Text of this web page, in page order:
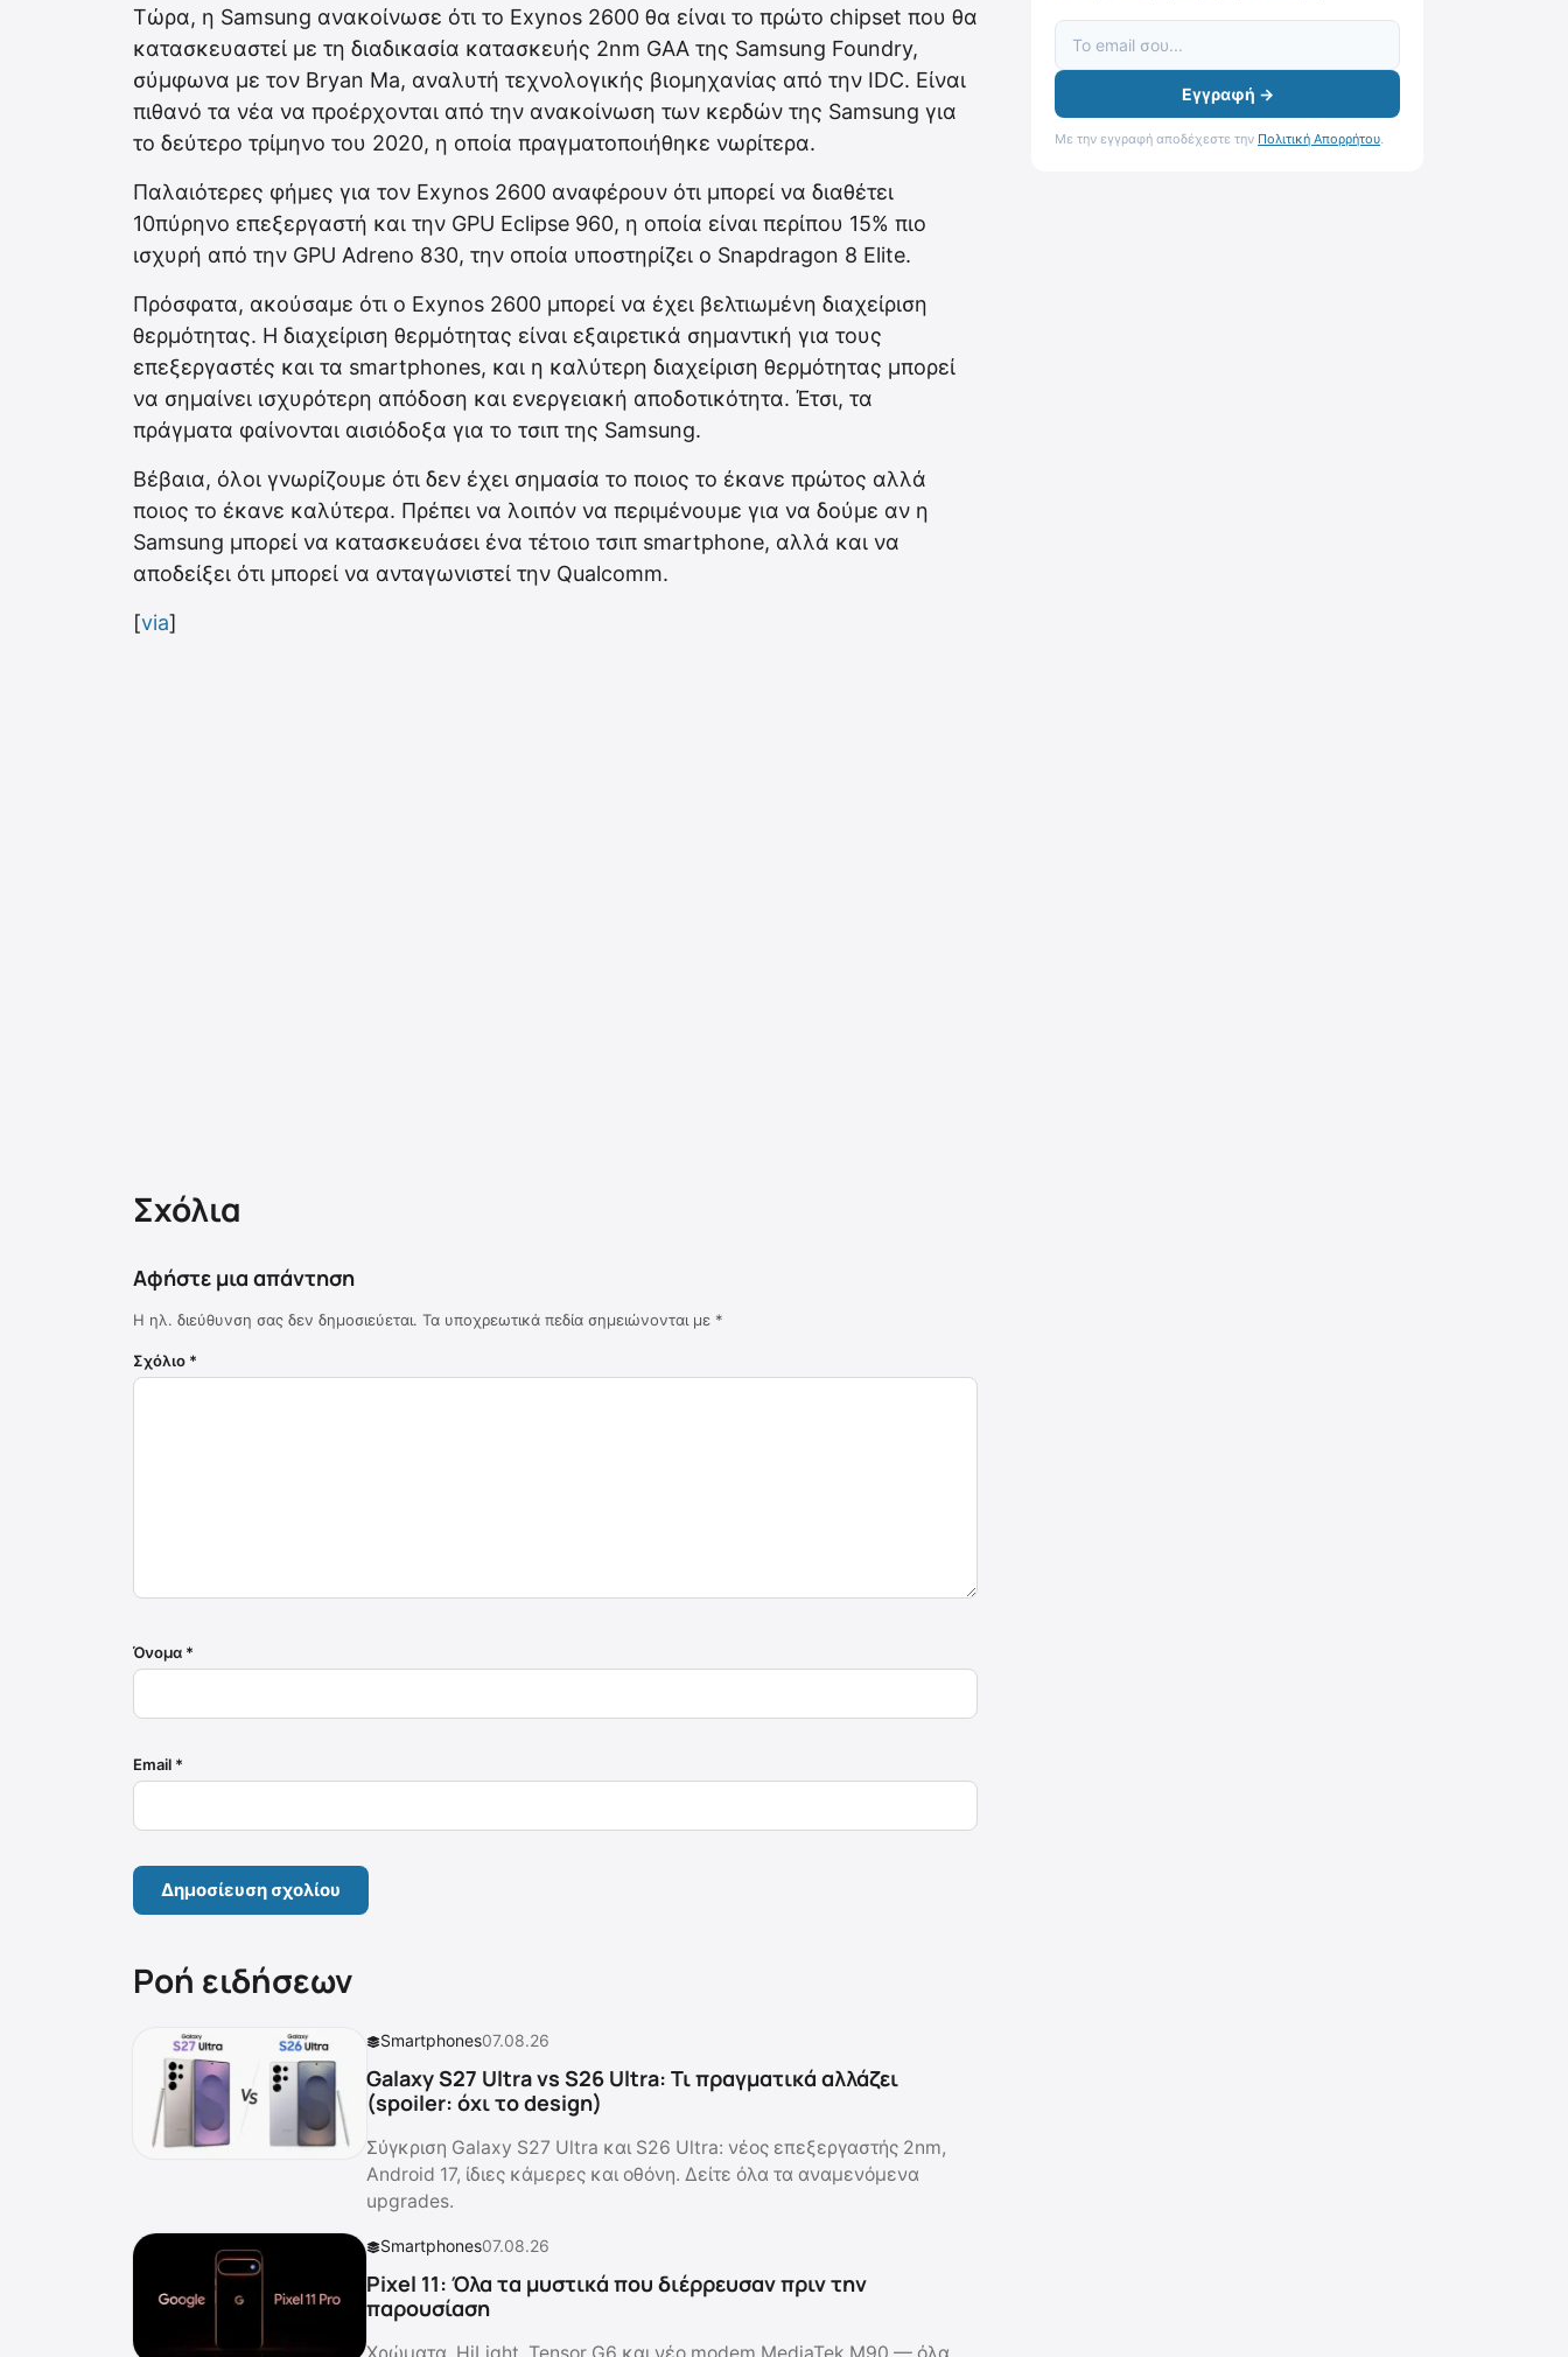
Τώρα, η Samsung ανακοίνωσε ότι το Exynos 2600 θα είναι το πρώτο chipset που θα
κατασκευαστεί με τη διαδικασία κατασκευής 2nm GAA της Samsung Foundry,
σύμφωνα με τον Bryan Ma, αναλυτή τεχνολογικής βιομηχανίας από την IDC. Είναι
πιθανό τα νέα να προέρχονται από την ανακοίνωση των κερδών της Samsung για
το δεύτερο τρίμηνο του 2020, η οποία πραγματοποιήθηκε νωρίτερα.
Παλαιότερες φήμες για τον Exynos 2600 αναφέρουν ότι μπορεί να διαθέτει
10πύρηνο επεξεργαστή και την GPU Eclipse 960, η οποία είναι περίπου 15% πιο
ισχυρή από την GPU Adreno 830, την οποία υποστηρίζει ο Snapdragon 8 Elite.
Πρόσφατα, ακούσαμε ότι ο Exynos 2600 μπορεί να έχει βελτιωμένη διαχείριση
θερμότητας. Η διαχείριση θερμότητας είναι εξαιρετικά σημαντική για τους
επεξεργαστές και τα smartphones, και η καλύτερη διαχείριση θερμότητας μπορεί
να σημαίνει ισχυρότερη απόδοση και ενεργειακή αποδοτικότητα. Έτσι, τα
πράγματα φαίνονται αισιόδοξα για το τσιπ της Samsung.
Bέβαια, όλοι γνωρίζουμε ότι δεν έχει σημασία το ποιος το έκανε πρώτος αλλά
ποιος το έκανε καλύτερα. Πρέπει να λοιπόν να περιμένουμε για να δούμε αν η
Samsung μπορεί να κατασκευάσει ένα τέτοιο τσιπ smartphone, αλλά και να
αποδείξει ότι μπορεί να ανταγωνιστεί την Qualcomm.
[via]
Σχόλια
Αφήστε μια απάντηση
Η ηλ. διεύθυνση σας δεν δημοσιεύεται. Τα υποχρεωτικά πεδία σημειώνονται με *
Σχόλιο *
Όνομα *
Email *
Ροή ειδήσεων
Smartphones07.08.26
Galaxy S27 Ultra vs S26 Ultra: Τι πραγματικά αλλάζει
(spoiler: όχι το design)
Σύγκριση Galaxy S27 Ultra και S26 Ultra: νέος επεξεργαστής 2nm,
Android 17, ίδιες κάμερες και οθόνη. Δείτε όλα τα αναμενόμενα
upgrades.
Smartphones07.08.26
Pixel 11: Όλα τα μυστικά που διέρρευσαν πριν την
παρουσίαση
Εγγραφή →
Με την εγγραφή αποδέχεστε την Πολιτική Απορρήτου.